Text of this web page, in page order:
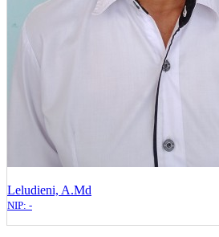
Leludieni, A.Md
NIP: -